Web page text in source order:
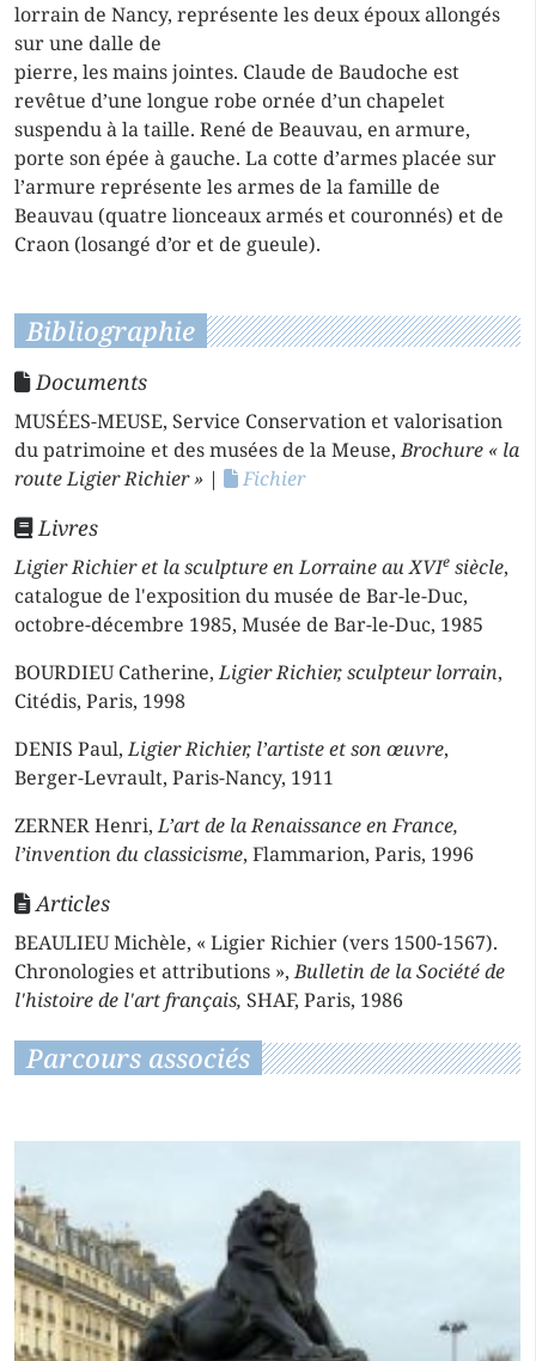
lorrain de Nancy, représente les deux époux allongés
sur une dalle de
pierre, les mains jointes. Claude de Baudoche est
revêtue d’une longue robe ornée d’un chapelet
suspendu à la taille. René de Beauvau, en armure,
porte son épée à gauche. La cotte d’armes placée sur
l’armure représente les armes de la famille de
Beauvau (quatre lionceaux armés et couronnés) et de
Craon (losangé d’or et de gueule).
Bibliographie
Documents
MUSÉES-MEUSE, Service Conservation et valorisation
du patrimoine et des musées de la Meuse,Brochure « la
route Ligier Richier » | Fichier
Livres
Ligier Richier et la sculpture en Lorraine au XVIe siècle,
catalogue de l'exposition du musée de Bar-le-Duc,
octobre-décembre 1985, Musée de Bar-le-Duc, 1985
BOURDIEU Catherine,Ligier Richier, sculpteur lorrain,
Citédis, Paris, 1998
DENIS Paul,Ligier Richier, l’artiste et son œuvre,
Berger-Levrault, Paris-Nancy, 1911
ZERNER Henri,L’art de la Renaissance en France,
l’invention du classicisme, Flammarion, Paris, 1996
Articles
BEAULIEU Michèle, « Ligier Richier (vers 1500-1567).
Chronologies et attributions »,Bulletin de la Société de
l'histoire de l'art français, SHAF, Paris, 1986
Parcours associés